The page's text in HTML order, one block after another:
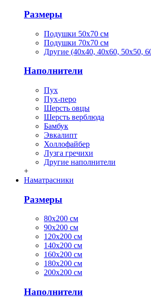
Размеры
Подушки 50х70 см
Подушки 70х70 см
Другие (40х40, 40х60, 50х50,
Наполнители
Пух
Пух-перо
Шерсть овцы
Шерсть верблюда
Бамбук
Эвкалипт
Холлофайбер
Лузга гречихи
Другие наполнители
+
Наматрасники
Размеры
80х200 см
90х200 см
120х200 см
140х200 см
160х200 см
180х200 см
200х200 см
Наполнители